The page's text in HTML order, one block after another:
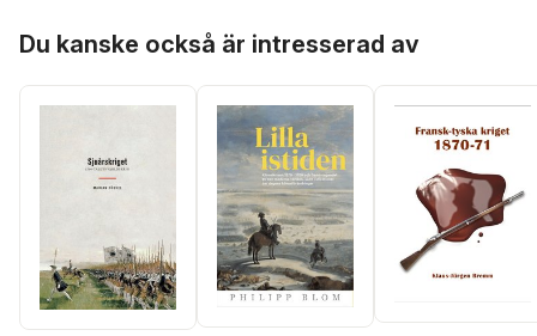
Du kanske också är intresserad av